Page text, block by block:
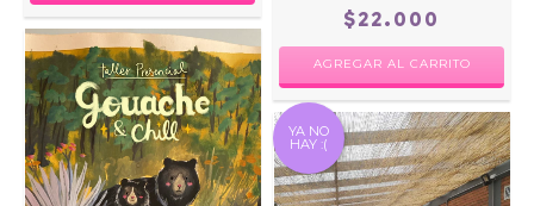
$22.000
YA NO
HAY :(